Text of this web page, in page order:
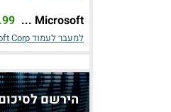
Microsoft ...
למעבר לעמוד Microsoft Corp
הירשם